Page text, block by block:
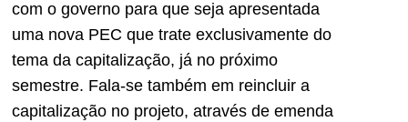
com o governo para que seja apresentada
uma nova PEC que trate exclusivamente do
tema da capitalização, já no próximo
semestre. Fala-se também em reincluir a
capitalização no projeto, através de emenda